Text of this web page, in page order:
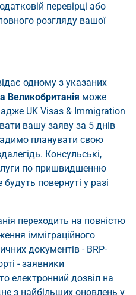
перевірці або
розгляду вашої
одному з указаних
Великобританія може
UK Visas & Immigration
вашу заяву за 5 днів
планувати свою
Консульські,
по пришвидшенню
повернуті у разі
переходить на повністю
імміграційного
документів - BRP-
- заявники
електронний дозвіл на
з найбільших оновлень у